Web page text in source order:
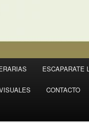
ESCAPARATE
CONTACTO